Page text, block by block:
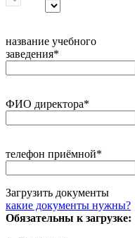
название учебного
заведения*
ФИО директора*
телефон приёмной*
Загрузить документы
какие документы нужны?
Обязательны к загрузке: